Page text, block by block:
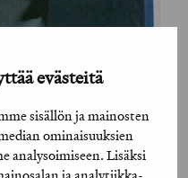
evästeitä
sisällön ja mainosten
ominaisuuksien
analysoimiseen. Lisäksi